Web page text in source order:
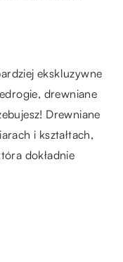
ekskluzywne
drewniane
Drewniane
i kształtach,
dokładnie